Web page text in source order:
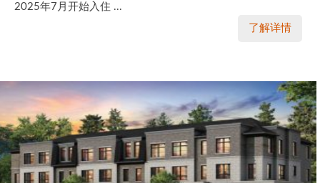
2025年7月开始入住 ...
了解详情